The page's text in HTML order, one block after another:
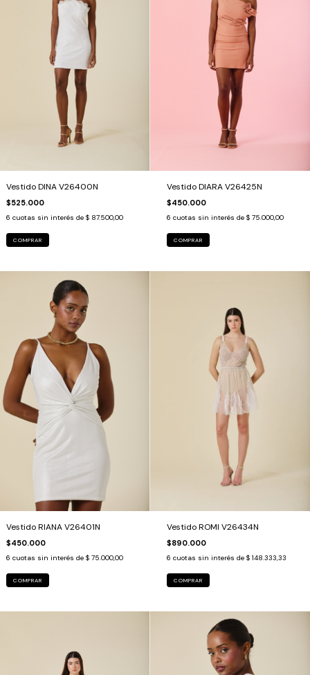
Vestido DINA V26400N
$525.000
6 cuotas sin interés de $ 87.500,00
COMPRAR
Vestido DIARA V26425N
$450.000
6 cuotas sin interés de $ 75.000,00
COMPRAR
Vestido RIANA V26401N
$450.000
6 cuotas sin interés de $ 75.000,00
COMPRAR
Vestido ROMI V26434N
$890.000
6 cuotas sin interés de $ 148.333,33
COMPRAR